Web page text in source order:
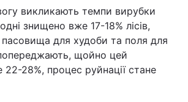
викликають темпи вирубки
знищено вже 17-18% лісів,
для худоби та поля для
щойно цей
22-28%, процес руйнації стане